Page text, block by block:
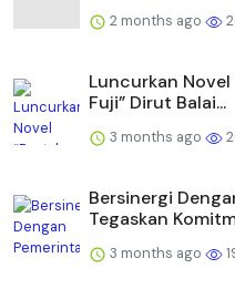
2 months ago
Luncurkan
Fuji” Dirut Balai...
3 months ago
Bersinergi
Tegaskan
3 months ago